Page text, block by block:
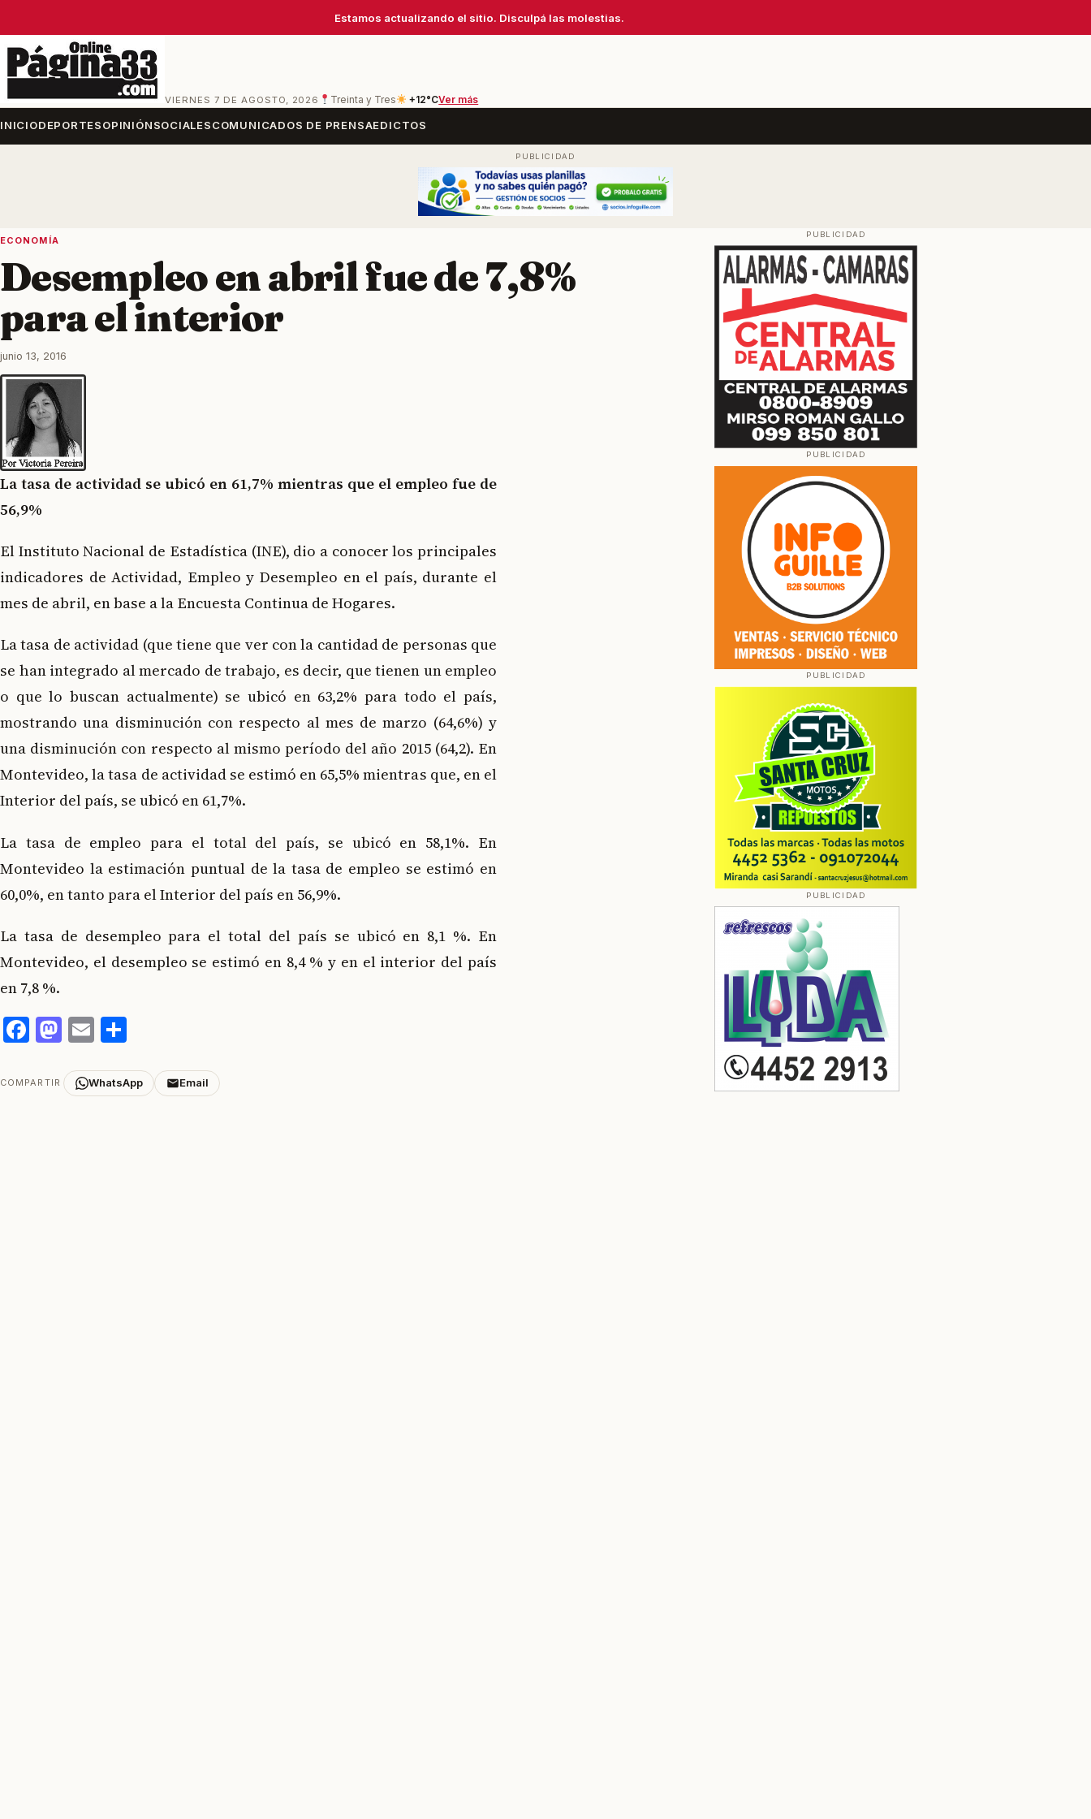
Estamos actualizando el sitio. Disculpá las molestias.
VIERNES 7 DE AGOSTO, 2026 Treinta y Tres +12°CVer más
INICIODEPORTESOPINIÓNSOCIALESCOMUNICADOS DE PRENSAEDICTOS
ECONOMÍA
Desempleo en abril fue de 7,8%
para el interior
junio 13, 2016
La tasa de actividad se ubicó en 61,7% mientras que el empleo fue de
56,9%
El Instituto Nacional de Estadística (INE), dio a conocer los principales
indicadores de Actividad, Empleo y Desempleo en el país, durante el
mes de abril, en base a la Encuesta Continua de Hogares.
La tasa de actividad (que tiene que ver con la cantidad de personas que
se han integrado al mercado de trabajo, es decir, que tienen un empleo
o que lo buscan actualmente) se ubicó en 63,2% para todo el país,
mostrando una disminución con respecto al mes de marzo (64,6%) y
una disminución con respecto al mismo período del año 2015 (64,2). En
Montevideo, la tasa de actividad se estimó en 65,5% mientras que, en el
Interior del país, se ubicó en 61,7%.
La tasa de empleo para el total del país, se ubicó en 58,1%. En
Montevideo la estimación puntual de la tasa de empleo se estimó en
60,0%, en tanto para el Interior del país en 56,9%.
La tasa de desempleo para el total del país se ubicó en 8,1 %. En
Montevideo, el desempleo se estimó en 8,4 % y en el interior del país
en 7,8 %.
Facebook
Mastodon
Email
COMPARTIR WhatsApp Email